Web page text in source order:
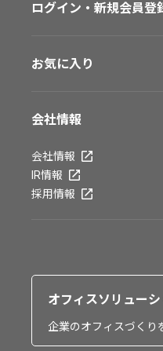
ログイン・新規会員登
お気に入り
会社情報
会社情報
IR情報
採用情報
オフィスソリュー
企業のオフィスづくり